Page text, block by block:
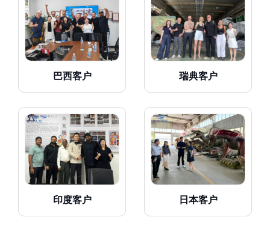
巴西客户 瑞典客户
印度客户 日本客户